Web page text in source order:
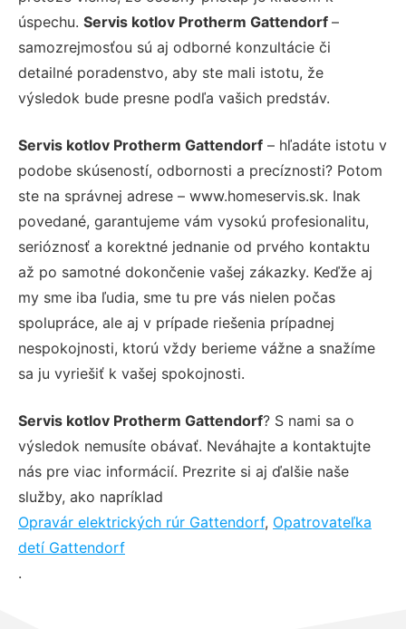
úspechu. Servis kotlov Protherm Gattendorf –
samozrejmosťou sú aj odborné konzultácie či
detailné poradenstvo, aby ste mali istotu, že
výsledok bude presne podľa vašich predstáv.
Servis kotlov Protherm Gattendorf – hľadáte istotu v
podobe skúseností, odbornosti a precíznosti? Potom
ste na správnej adrese – www.homeservis.sk. Inak
povedané, garantujeme vám vysokú profesionalitu,
serióznosť a korektné jednanie od prvého kontaktu
až po samotné dokončenie vašej zákazky. Keďže aj
my sme iba ľudia, sme tu pre vás nielen počas
spolupráce, ale aj v prípade riešenia prípadnej
nespokojnosti, ktorú vždy berieme vážne a snažíme
sa ju vyriešiť k vašej spokojnosti.
Servis kotlov Protherm Gattendorf? S nami sa o
výsledok nemusíte obávať. Neváhajte a kontaktujte
nás pre viac informácií. Prezrite si aj ďalšie naše
služby, ako napríklad
Opravár elektrických rúr Gattendorf, Opatrovateľka
detí Gattendorf
.